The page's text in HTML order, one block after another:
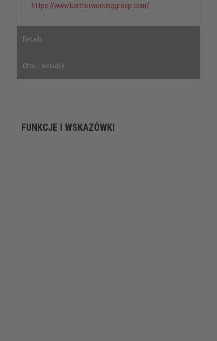
https://www.leatherworkinggroup.com/
Details
Orto / wkładek
FUNKCJE I WSKAZÓWKI